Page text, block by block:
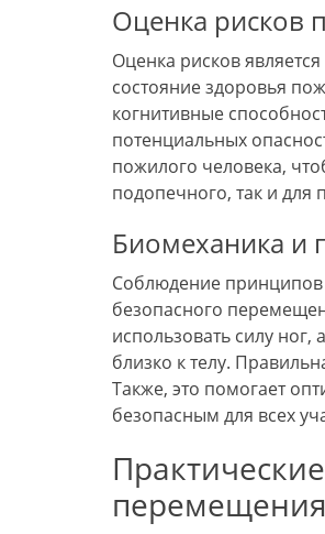
Оценка рисков
Оценка рисков
состояние здоровья
когнитивные
потенциальных
пожилого человека,
подопечного, так и для
Биомеханика и
Соблюдение принципов
безопасного
использовать силу
близко к телу.
Также, это помогает
безопасным для всех
перемещения